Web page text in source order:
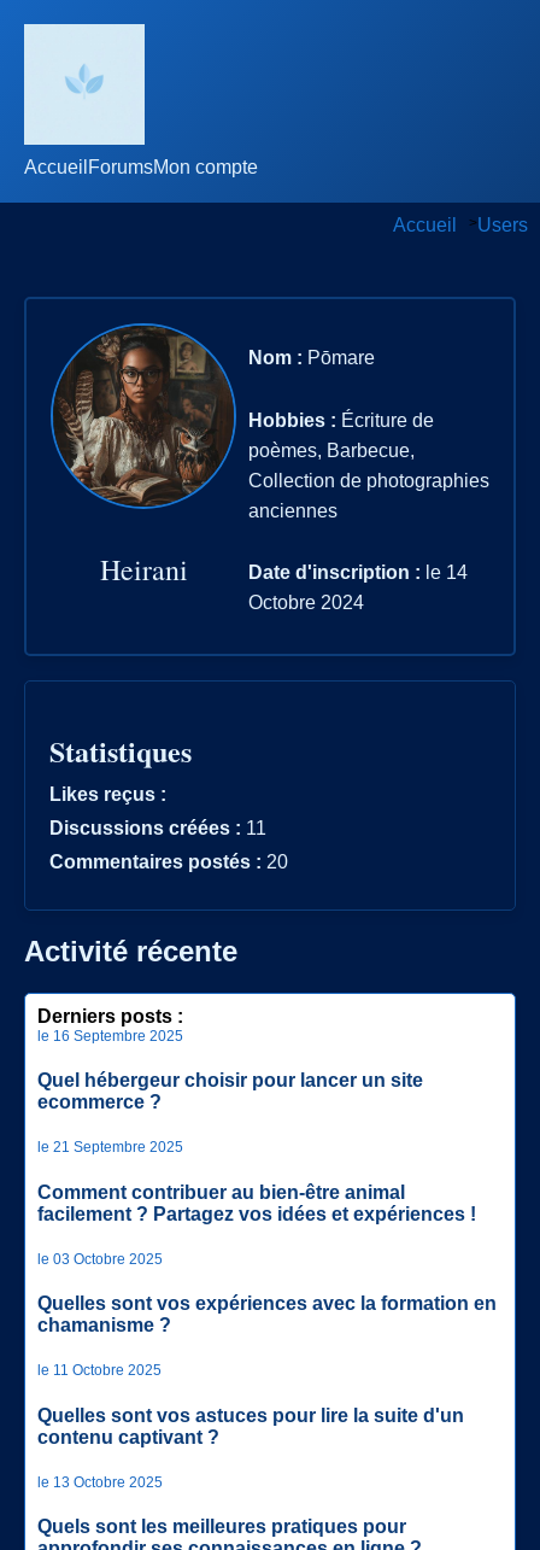
Accueil ForumsMon compte
Accueil >Users
Heirani
Nom : Pōmare
Hobbies : Écriture de
poèmes, Barbecue,
Collection de photographies
anciennes
Date d'inscription : le 14
Octobre 2024
Statistiques
Likes reçus :
Discussions créées : 11
Commentaires postés : 20
Activité récente
Derniers posts :
le 16 Septembre 2025
Quel hébergeur choisir pour lancer un site
ecommerce ?
le 21 Septembre 2025
Comment contribuer au bien-être animal
facilement ? Partagez vos idées et expériences !
le 03 Octobre 2025
Quelles sont vos expériences avec la formation en
chamanisme ?
le 11 Octobre 2025
Quelles sont vos astuces pour lire la suite d'un
contenu captivant ?
le 13 Octobre 2025
Quels sont les meilleures pratiques pour